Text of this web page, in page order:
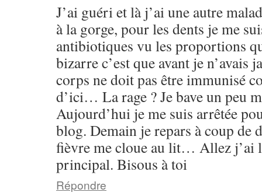
J’ai guéri et là j’ai une autre
à la gorge, pour les dents je me
antibiotiques vu les proportions
bizarre c’est que avant je
corps ne doit pas être immunisé
d’ici… La rage ? Je bave un peu
Aujourd’hui je me suis arrêtée
blog. Demain je repars à coup de
fièvre me cloue au lit… Allez j’ai
principal. Bisous à toi
Répondre